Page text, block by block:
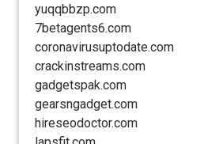
yuqqbbzp.com
7betagents6.com
coronavirusuptodate.com
crackinstreams.com
gadgetspak.com
gearsngadget.com
hireseodoctor.com